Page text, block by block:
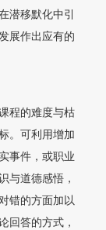
潜移默化中引
展作出应有的
程的难度与枯
。可利用增加
事件，或职业
与道德感悟，
错的方面加以
回答的方式，